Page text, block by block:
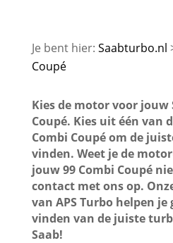
Saabturbo.nl
Coupé
Kies de motor voor jouw
Coupé. Kies uit één van
Combi Coupé om de
vinden. Weet je de
jouw 99 Combi Coupé
contact met ons op.
van APS Turbo helpen
vinden van de juiste
Saab!